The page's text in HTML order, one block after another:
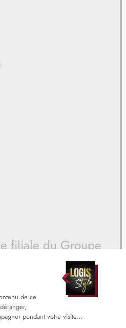
filiale du Groupe